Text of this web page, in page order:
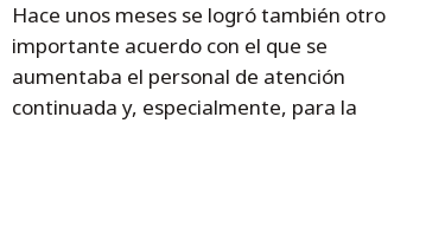
Hace unos meses se logró también otro
importante acuerdo con el que se
aumentaba el personal de atención
continuada y, especialmente, para la